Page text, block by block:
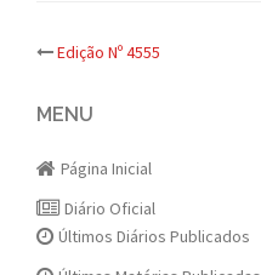
Post
navigation
Edição Nº 4555
MENU
Página Inicial
Diário Oficial
Últimos Diários Publicados